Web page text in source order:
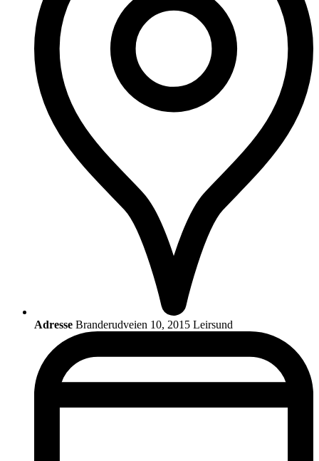
Adresse Branderudveien 10, 2015 Leirsund